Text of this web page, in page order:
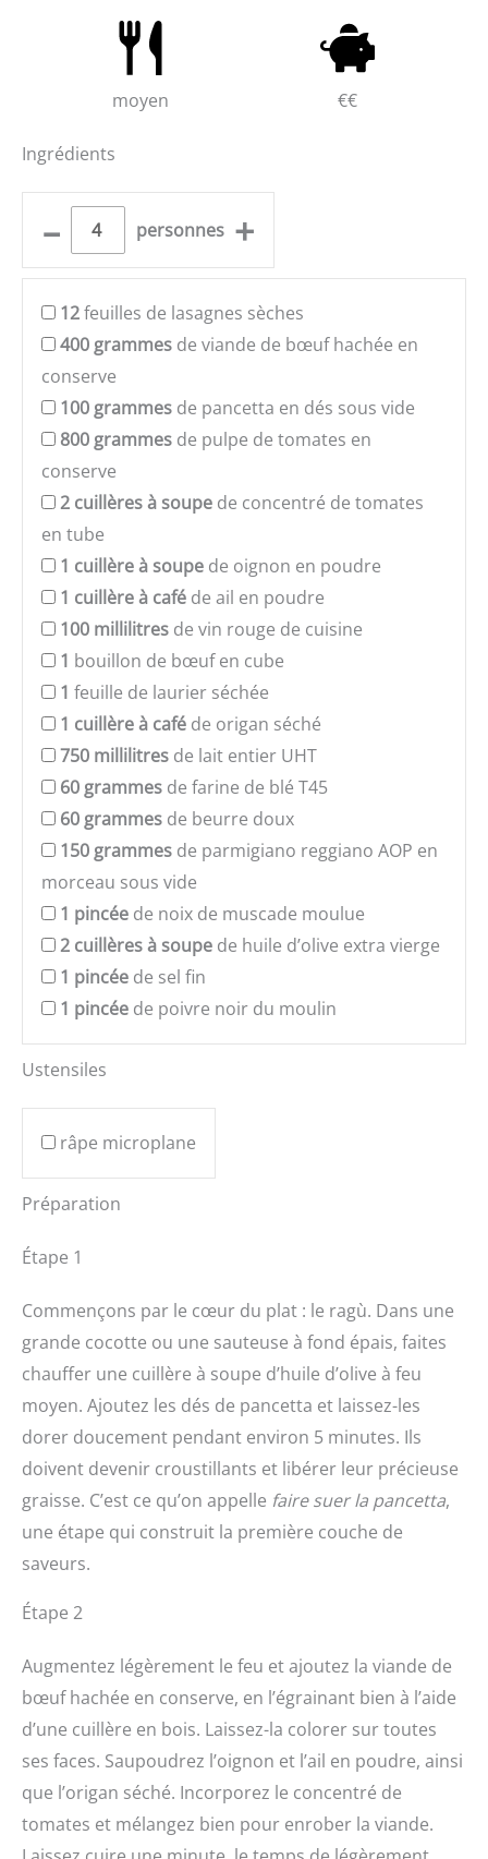
moyen €€
Ingrédients
– personnes +
12feuilles de lasagnes sèches
400 grammes de viande de bœuf hachée en
conserve
100 grammes de pancetta en dés sous vide
800 grammes de pulpe de tomates en
conserve
2 cuillères à soupe de concentré de tomates
en tube
1 cuillère à soupe de oignon en poudre
1 cuillère à café de ail en poudre
100 millilitres de vin rouge de cuisine
1 bouillon de bœuf en cube
1 feuille de laurier séchée
1 cuillère à café de origan séché
750 millilitres de lait entier UHT
60 grammes de farine de blé T45
60 grammes de beurre doux
150 grammes de parmigiano reggiano AOP en
morceau sous vide
1 pincée de noix de muscade moulue
2 cuillères à soupe de huile d’olive extra vierge
1 pincée de sel fin
1 pincée de poivre noir du moulin
Ustensiles
râpe microplane
Préparation
Étape 1
Commençons par le cœur du plat : le ragù. Dans une
grande cocotte ou une sauteuse à fond épais, faites
chauffer une cuillère à soupe d’huile d’olive à feu
moyen. Ajoutez les dés de pancetta et laissez-les
dorer doucement pendant environ 5 minutes. Ils
doivent devenir croustillants et libérer leur précieuse
graisse. C’est ce qu’on appelle faire suer la pancetta,
une étape qui construit la première couche de
saveurs.
Étape 2
Augmentez légèrement le feu et ajoutez la viande de
bœuf hachée en conserve, en l’égrainant bien à l’aide
d’une cuillère en bois. Laissez-la colorer sur toutes
ses faces. Saupoudrez l’oignon et l’ail en poudre, ainsi
que l’origan séché. Incorporez le concentré de
tomates et mélangez bien pour enrober la viande.